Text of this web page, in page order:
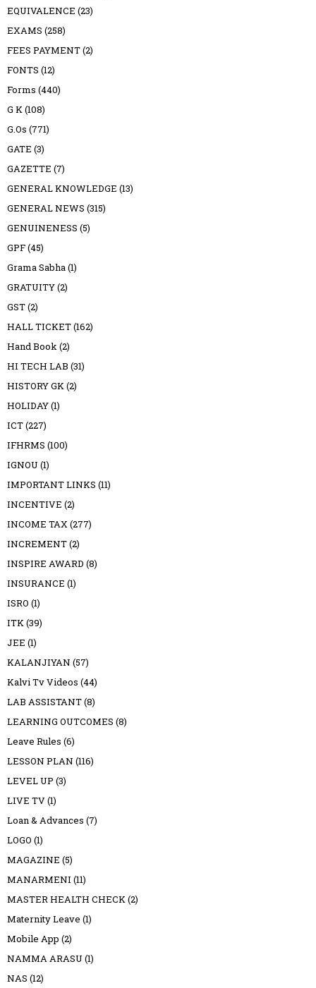
EQUIVALENCE (23)
EXAMS (258)
FEES PAYMENT(2)
FONTS (12)
Forms (440)
G K(108)
G.Os (771)
GATE (3)
GAZETTE (7)
GENERAL KNOWLEDGE (13)
GENERAL NEWS (315)
GENUINENESS (5)
GPF(45)
Grama Sabha(1)
GRATUITY(2)
GST(2)
HALL TICKET(162)
Hand Book(2)
HI TECH LAB (31)
HISTORY GK(2)
HOLIDAY(1)
ICT(227)
IFHRMS (100)
IGNOU (1)
IMPORTANT LINKS (11)
INCENTIVE (2)
INCOME TAX(277)
INCREMENT(2)
INSPIRE AWARD (8)
INSURANCE (1)
ISRO (1)
ITK(39)
JEE (1)
KALANJIYAN (57)
Kalvi Tv Videos (44)
LAB ASSISTANT(8)
LEARNING OUTCOMES (8)
Leave Rules (6)
LESSON PLAN (116)
LEVEL UP (3)
LIVE TV(1)
Loan & Advances (7)
LOGO (1)
MAGAZINE (5)
MANARMENI (11)
MASTER HEALTH CHECK(2)
Maternity Leave (1)
Mobile App (2)
NAMMA ARASU (1)
NAS (12)